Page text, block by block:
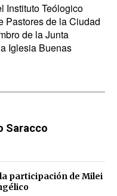
Instituto Teólogico
Pastores de la Ciudad
de la Junta
Iglesia Buenas
Saracco
participación de Milei